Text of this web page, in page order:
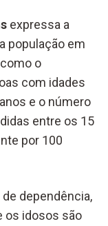
expressa a
população em
o
com idades
e o número
entre os 15
por 100
dependência,
os idosos são